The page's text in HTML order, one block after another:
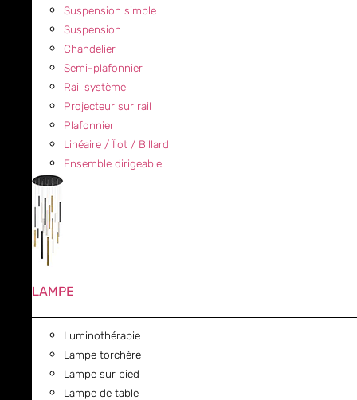
Suspension simple
Suspension
Chandelier
Semi-plafonnier
Rail système
Projecteur sur rail
Plafonnier
Linéaire / Îlot / Billard
Ensemble dirigeable
LAMPE
Luminothérapie
Lampe torchère
Lampe sur pied
Lampe de table